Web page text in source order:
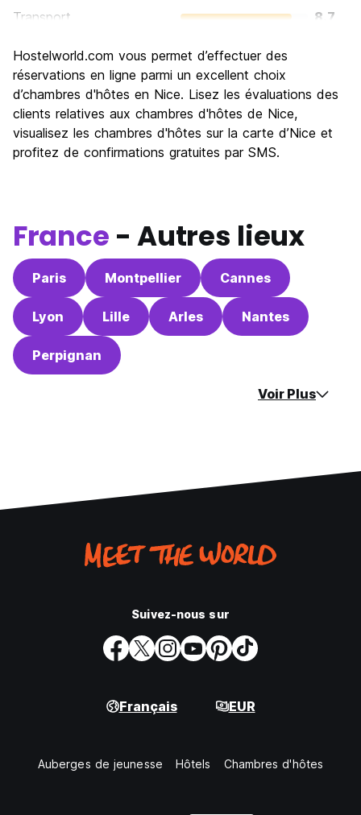
Transport
8.7
Culture
Sortir le soir / faire la fête
7.9
Bonnes affaires
Hostelworld.com vous permet d’effectuer des
réservations en ligne parmi un excellent choix
d’chambres d'hôtes en Nice. Lisez les évaluations des
clients relatives aux chambres d'hôtes de Nice,
visualisez les chambres d'hôtes sur la carte d’Nice et
profitez de confirmations gratuites par SMS.
France - Autres lieux
Paris Montpellier Cannes
Lyon Lille Arles Nantes
Perpignan
Voir Plus
Suivez-nous sur
Français EUR
Auberges de jeunesse Hôtels Chambres d'hôtes